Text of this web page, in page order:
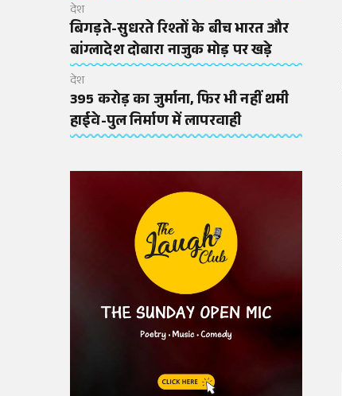
देश
बिगड़ते-सुधरते रिश्तों के बीच भारत और
बांग्लादेश दोबारा नाजुक मोड़ पर खड़े
देश
395 करोड़ का जुर्माना, फिर भी नहीं थमी
हाईवे-पुल निर्माण में लापरवाही